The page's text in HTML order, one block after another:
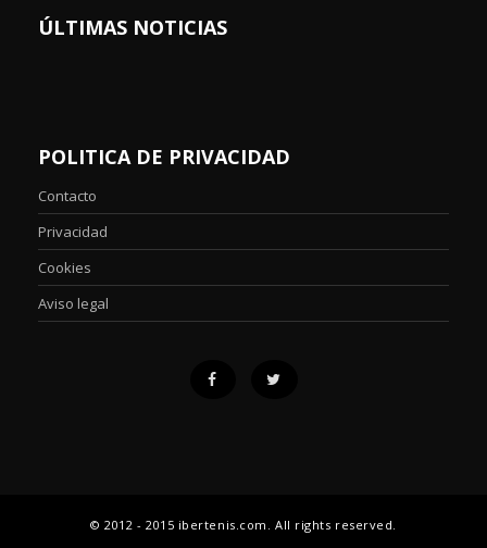
ÚLTIMAS NOTICIAS
POLITICA DE PRIVACIDAD
Contacto
Privacidad
Cookies
Aviso legal
© 2012 - 2015 ibertenis.com. All rights reserved.